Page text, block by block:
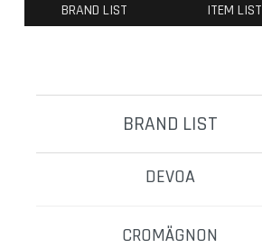
BRAND LIST
ITEM LIST
BRAND LIST
DEVOA
CROMÄGNON